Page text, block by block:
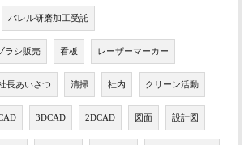
バレル研磨加工受託
ラシ販売 看板 レーザーマーカー
長あいさつ 清掃 社内 クリーン活動
3DCAD 2DCAD 図面 設計図